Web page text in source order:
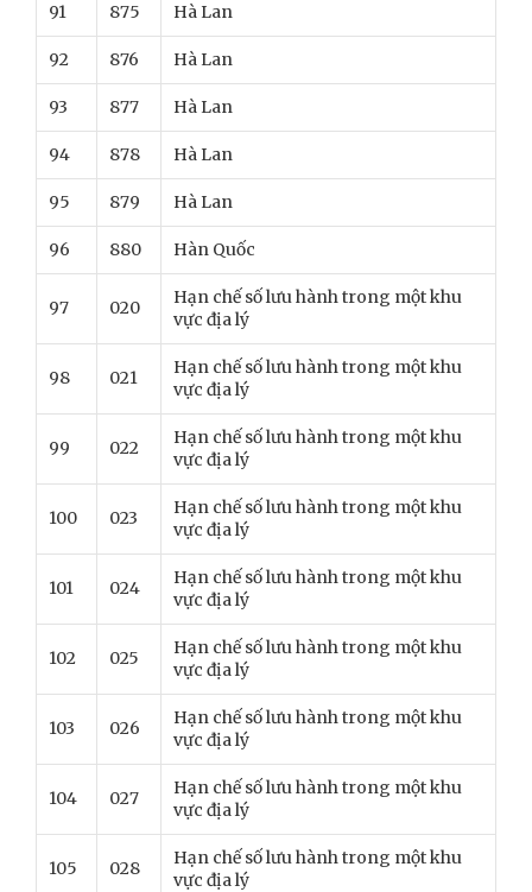
91 875 Hà Lan
92 876 Hà Lan
93 877 Hà Lan
94 878 Hà Lan
95 879 Hà Lan
96 880 Hàn Quốc
97 020
Hạn chế số lưu hành trong một khu
vực địa lý
98 021
Hạn chế số lưu hành trong một khu
vực địa lý
99 022
Hạn chế số lưu hành trong một khu
vực địa lý
100 023
Hạn chế số lưu hành trong một khu
vực địa lý
101 024
Hạn chế số lưu hành trong một khu
vực địa lý
102 025
Hạn chế số lưu hành trong một khu
vực địa lý
103 026
Hạn chế số lưu hành trong một khu
vực địa lý
104 027
Hạn chế số lưu hành trong một khu
vực địa lý
105 028
Hạn chế số lưu hành trong một khu
vực địa lý